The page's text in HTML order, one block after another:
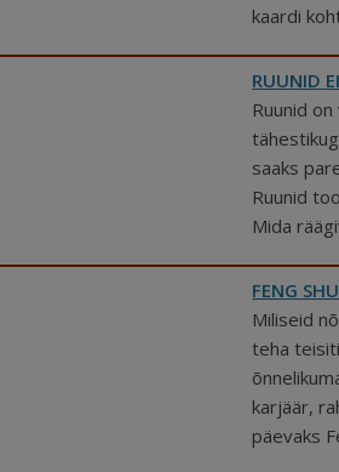
kaardi
RUUNID
Ruunid
saaks
Ruunid
Mida
FENG
Miliseid
teha
karjäär,
päevaks